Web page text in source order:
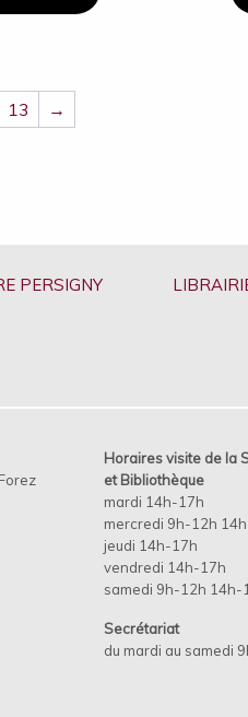
13 →
PERSIGNY
Horaires visite de la
etBibliothèque
mardi 14h-17h
mercredi 9h-12h
jeudi 14h-17h
vendredi 14h-17h
samedi 9h-12h 14h-
Secrétariat
du mardi au samedi